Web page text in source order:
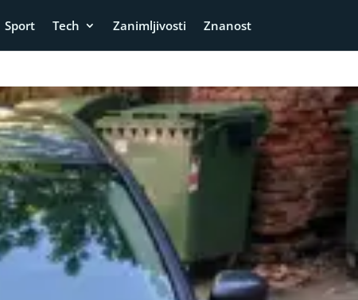
Sport Tech Zanimljivosti Znanost